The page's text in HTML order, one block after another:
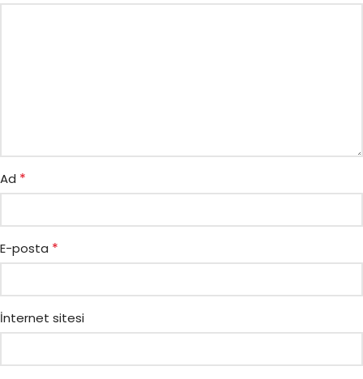
Ad *
E-posta *
İnternet sitesi